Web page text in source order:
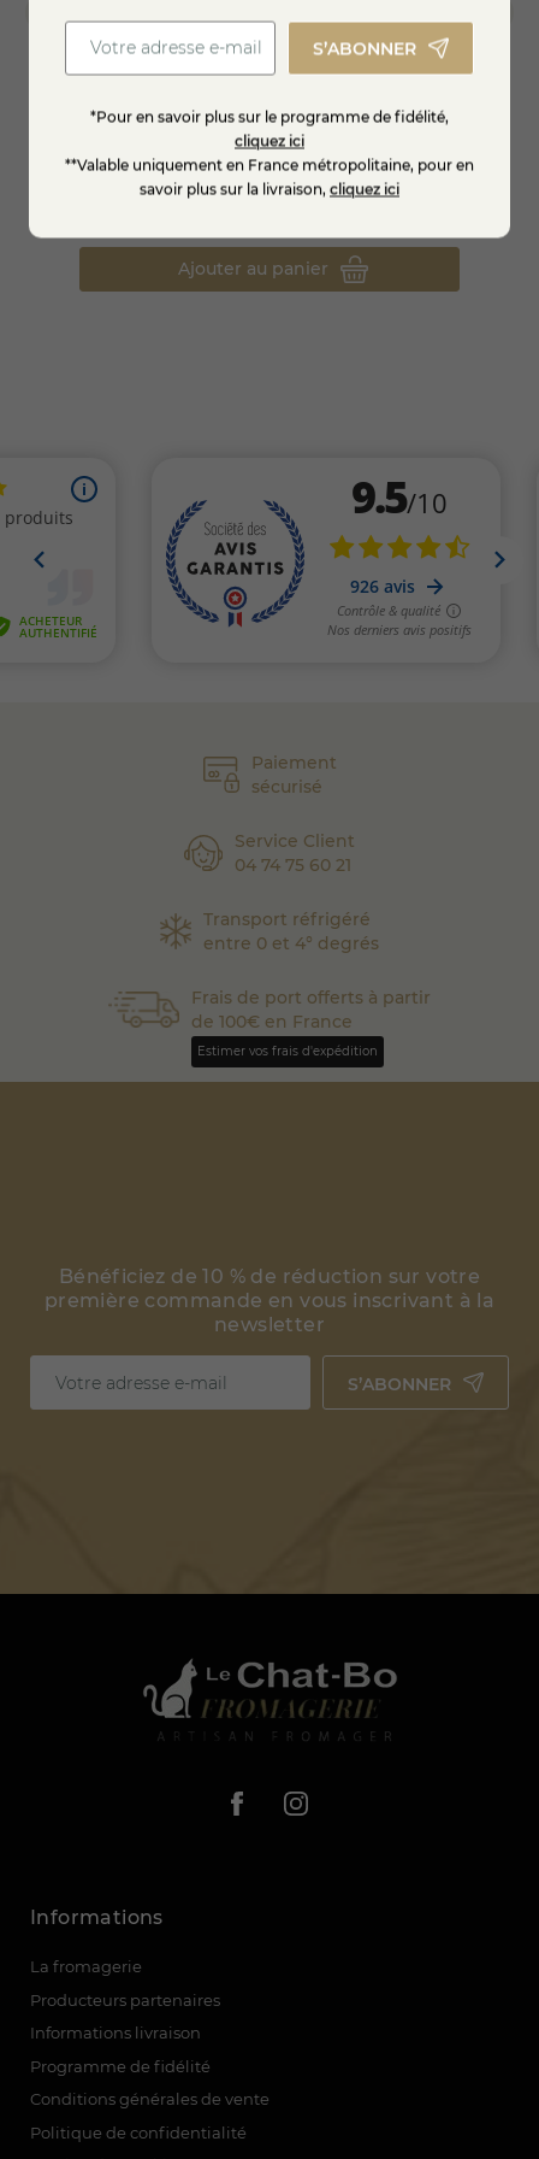
Manicle rouge 2023
accompagne idéalement les
viandes rouges, telles que la côte de bœuf, les gibiers
ainsi que lesfromages de caractère
naturellement à la sélection de vins proposée par notre
fromagerie en ligne, en complément des fromages de
Vin blanc Molette 2024
Ajouter au panier
Paiement
sécurisé
Service Client
04 74 75 60 21
Transport réfrigéré
entre 0 et 4° degrés
Frais de port offerts à partir
de 100€ en France
Estimer vos frais d'expédition
Bénéficiez de 10 % de réduction sur votre
première commande en vous inscrivant à la
newsletter
S’ABONNER
Informations
La fromagerie
Producteurs partenaires
Informations livraison
Programme de fidélité
Conditions générales de vente
Politique de confidentialité
S’ABONNER
*Pour en savoir plus sur le programme de fidélité,
cliquez ici
**Valable uniquement en France métropolitaine, pour en
savoir plus sur la livraison, cliquez ici